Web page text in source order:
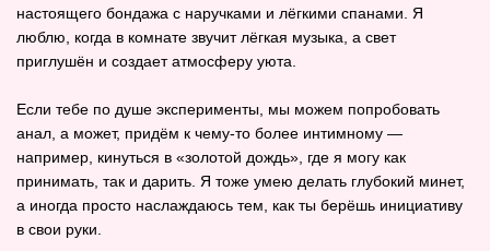
настоящего бондажа с наручками и лёгкими спанами. Я
люблю, когда в комнате звучит лёгкая музыка, а свет
приглушён и создает атмосферу уюта.
Если тебе по душе эксперименты, мы можем попробовать
анал, а может, придём к чему‑то более интимному —
например, кинуться в «золотой дождь», где я могу как
принимать, так и дарить. Я тоже умею делать глубокий минет,
а иногда просто наслаждаюсь тем, как ты берёшь инициативу
в свои руки.